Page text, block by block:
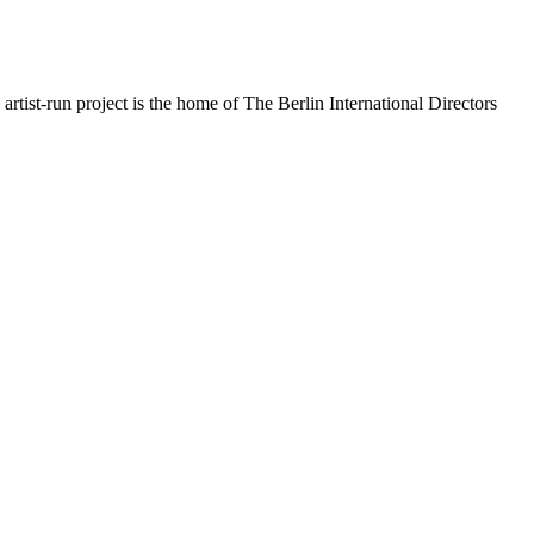
run project is the home of The Berlin International Directors